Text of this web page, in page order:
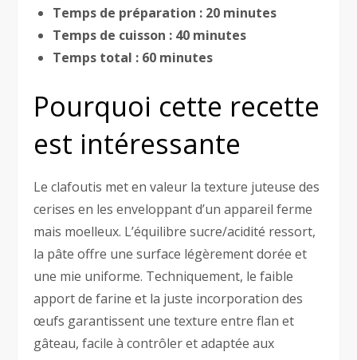
Temps de préparation : 20 minutes
Temps de cuisson : 40 minutes
Temps total : 60 minutes
Pourquoi cette recette
est intéressante
Le clafoutis met en valeur la texture juteuse des
cerises en les enveloppant d’un appareil ferme
mais moelleux. L’équilibre sucre/acidité ressort,
la pâte offre une surface légèrement dorée et
une mie uniforme. Techniquement, le faible
apport de farine et la juste incorporation des
œufs garantissent une texture entre flan et
gâteau, facile à contrôler et adaptée aux